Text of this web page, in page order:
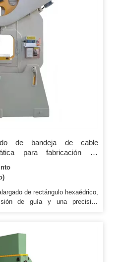
de bandeja de cable
para fabricación de
aluminio placa de número de
de rectángulo hexaédrico,
de guía y una precisión
para reducir el tiempo de
de la prensa.